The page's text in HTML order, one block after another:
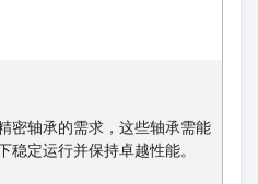
密轴承的需求，这些轴承需能
稳定运行并保持卓越性能。